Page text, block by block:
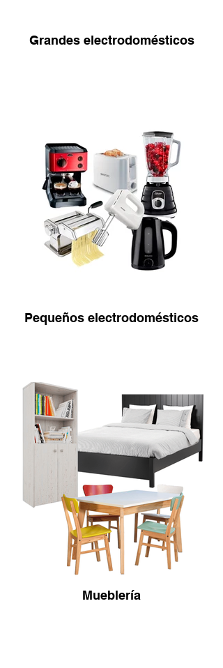
Grandes electrodomésticos
Pequeños electrodomésticos
Mueblería